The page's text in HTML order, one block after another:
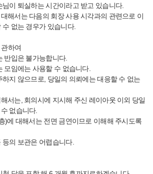
님이 퇴실하는 시간이라고 받고 있습니다.
해서는 다음의 회장 사용 시각과의 관련으로 이
없는 경우가 있습니다.
하여
반입은 불가능합니다.
임에는 사용할 수 없습니다.
지 않으므로, 당일의 의뢰에는 대응할 수 없는
서는, 회의시에 지시해 주신 레이아웃 이외 당일
없습니다.
)에 대해서는 전면 금연이므로 이해해 주시도록
의 보관은 어렵습니다.